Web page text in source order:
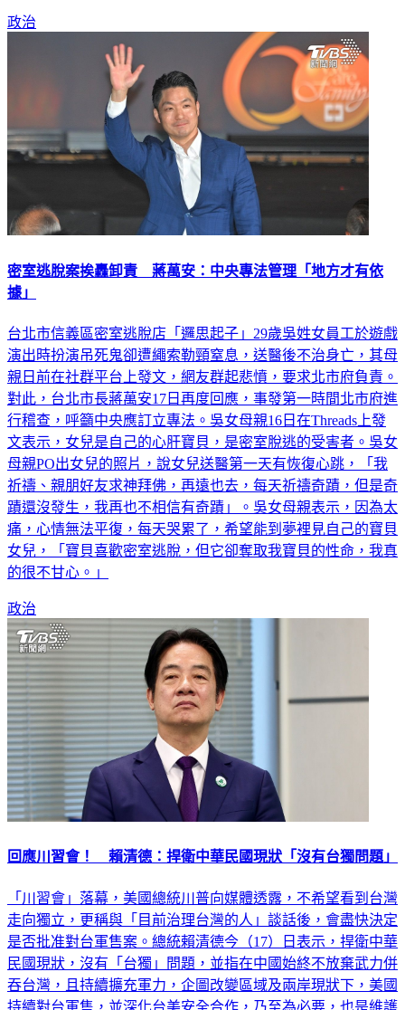
政治
密室逃脫案挨轟卸責 蔣萬安：中央專法管理「地方才有依
據」
台北市信義區密室逃脫店「邏思起子」29歲吳姓女員工於遊戲
演出時扮演吊死鬼卻遭繩索勒頸窒息，送醫後不治身亡，其母
親日前在社群平台上發文，網友群起悲憤，要求北市府負責。
對此，台北市長蔣萬安17日再度回應，事發第一時間北市府進
行稽查，呼籲中央應訂立專法。吳女母親16日在Threads上發
文表示，女兒是自己的心肝寶貝，是密室脫逃的受害者。吳女
母親PO出女兒的照片，說女兒送醫第一天有恢復心跳，「我
祈禱、親朋好友求神拜佛，再遠也去，每天祈禱奇蹟，但是奇
蹟還沒發生，我再也不相信有奇蹟」。吳女母親表示，因為太
痛，心情無法平復，每天哭累了，希望能到夢裡見自己的寶貝
女兒，「寶貝喜歡密室逃脫，但它卻奪取我寶貝的性命，我真
的很不甘心。」
政治
回應川習會！ 賴清德：捍衛中華民國現狀「沒有台獨問題」
「川習會」落幕，美國總統川普向媒體透露，不希望看到台灣
走向獨立，更稱與「目前治理台灣的人」談話後，會盡快決定
是否批准對台軍售案。總統賴清德今（17）日表示，捍衛中華
民國現狀，沒有「台獨」問題，並指在中國始終不放棄武力併
吞台灣，且持續擴充軍力，企圖改變區域及兩岸現狀下，美國
持續對台軍售，並深化台美安全合作，乃至為必要，也是維護